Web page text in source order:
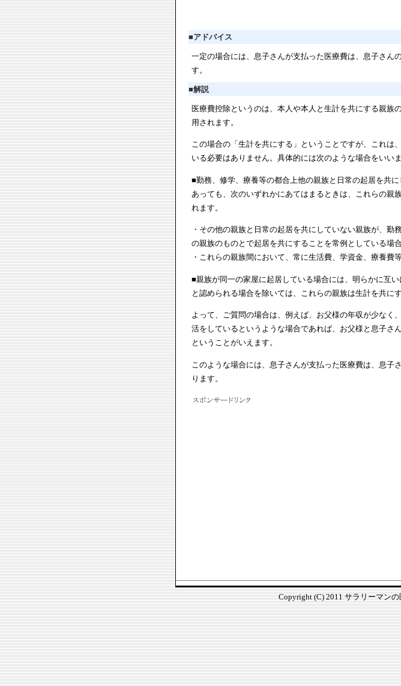
■アドバイス
一定の場合には、息子さんが支払った医療費は、息子さん
す。
■解説
医療費控除というのは、本人や本人と生計を共にする親族
用されます。
この場合の「生計を共にする」ということですが、これは
いる必要はありません。具体的には次のような場合をいいま
■勤務、修学、療養等の都合上他の親族と日常の起居を共
あっても、次のいずれかにあてはまるときは、これらの親
れます。
・その他の親族と日常の起居を共にしていない親族が、勤
の親族のものとで起居を共にすることを常例としている場
・これらの親族間において、常に生活費、学資金、療養費
■親族が同一の家屋に起居している場合には、明らかに互
と認められる場合を除いては、これらの親族は生計を共に
よって、ご質問の場合は、例えば、お父様の年収が少なく
活をしているというような場合であれば、お父様と息子さ
ということがいえます。
このような場合には、息子さんが支払った医療費は、息子
ります。
Copyright (C) 2011 サラリーマン